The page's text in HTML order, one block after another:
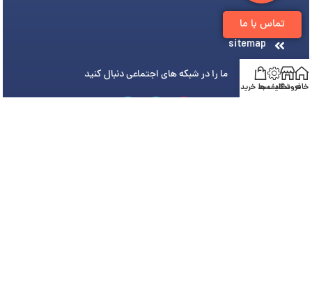
تماس با ما
درباره ما
sitemap
ما را در شبکه های اجتماعی دنبال کنید
خانهفروشگاه
تخفیف هاسبد خرید